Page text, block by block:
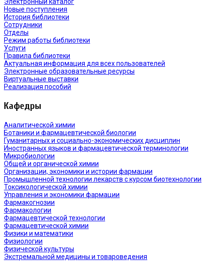
Новые поступления
История библиотеки
Сотрудники
Отделы
Режим работы библиотеки
Услуги
Правила библиотеки
Актуальная информация для всех пользователей
Электронные образовательные ресурсы
Виртуальные выставки
Реализация пособий
Кафедры
Аналитической химии
Ботаники и фармацевтической биологии
Гуманитарных и социально-экономических дисциплин
Иностранных языков и фармацевтической терминологии
Микробиологии
Общей и органической химии
Организации, экономики и истории фармации
Промышленной технологии лекарств с курсом биотехнологии
Токсикологической химии
Управления и экономики фармации
Фармакогнозии
Фармакологии
Фармацевтической технологии
Фармацевтической химии
Физики и математики
Физиологии
Физической культуры
Экстремальной медицины и товароведения